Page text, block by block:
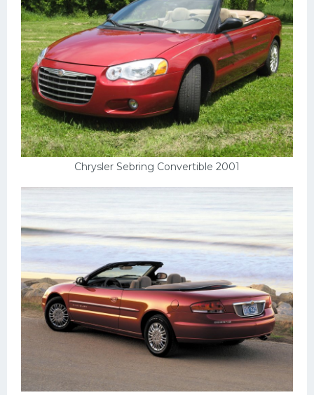
Chrysler Sebring Convertible 2001